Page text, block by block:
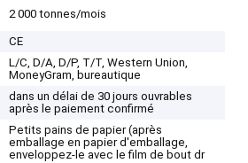
2 000 tonnes/mois
CE
L/C, D/A, D/P, T/T, Western Union,
MoneyGram, bureautique
dans un délai de 30 jours ouvrables
après le paiement confirmé
Petits pains de papier (après
emballage en papier d'emballage,
enveloppez-le avec le film de bout dr